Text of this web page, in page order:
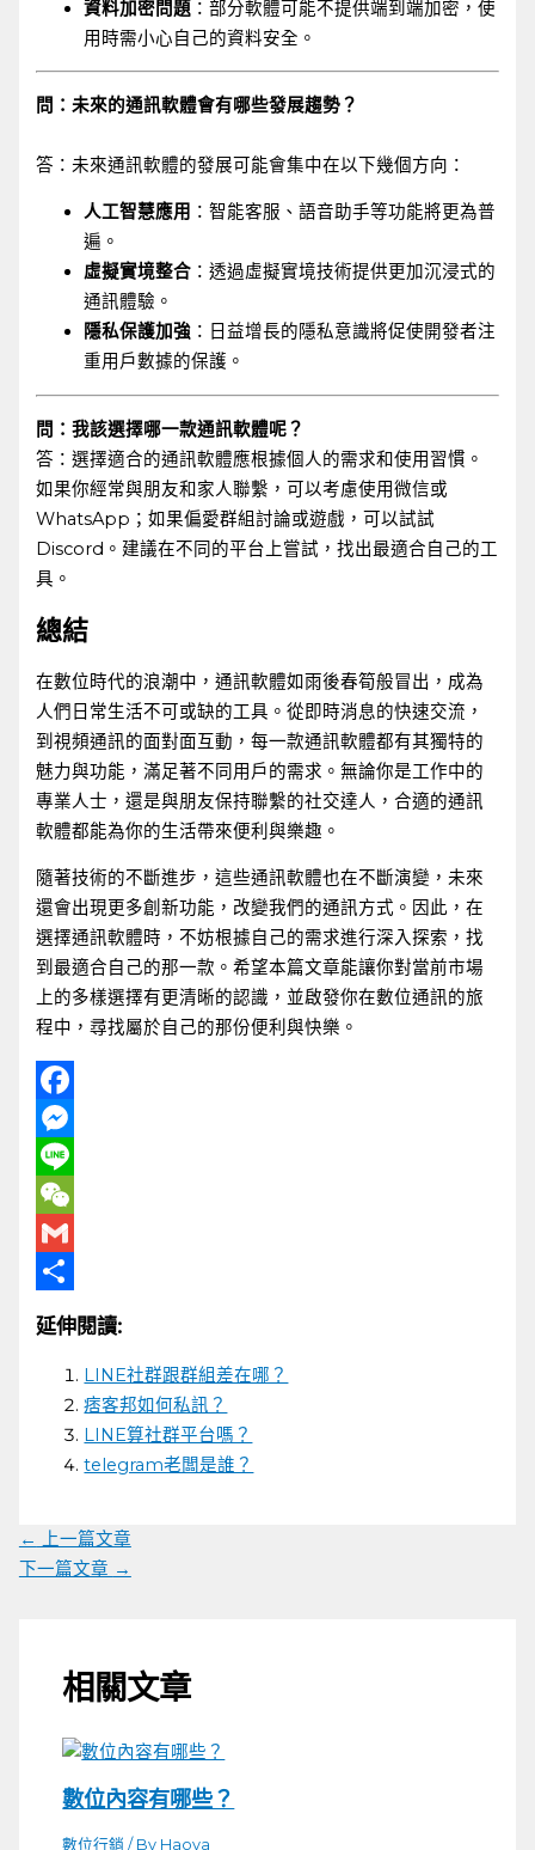
資料加密問題 ：部分軟體可能不提供端到端加密，使
用時需小心自己的資料安全。
問：未來的通訊軟體會有哪些發展趨勢？
答：未來通訊軟體的發展可能會集中在以下幾個方向：
人工智慧應用 ：智能客服、語音助手等功能將更為普
遍。
虛擬實境整合 ：透過虛擬實境技術提供更加沉浸式的
通訊體驗。
隱私保護加強 ：日益增長的隱私意識將促使開發者注
重用戶數據的保護。
問：我該選擇哪一款通訊軟體呢？
答：選擇適合的通訊軟體應根據個人的需求和使用習慣。
如果你經常與朋友和家人聯繫，可以考慮使用微信或
WhatsApp；如果偏愛群組討論或遊戲，可以試試
Discord。建議在不同的平台上嘗試，找出最適合自己的工
具。
總結
在數位時代的浪潮中，通訊軟體如雨後春筍般冒出，成為
人們日常生活不可或缺的工具。從即時消息的快速交流，
到視頻通訊的面對面互動，每一款通訊軟體都有其獨特的
魅力與功能，滿足著不同用戶的需求。無論你是工作中的
專業人士，還是與朋友保持聯繫的社交達人，合適的通訊
軟體都能為你的生活帶來便利與樂趣。
隨著技術的不斷進步，這些通訊軟體也在不斷演變，未來
還會出現更多創新功能，改變我們的通訊方式。因此，在
選擇通訊軟體時，不妨根據自己的需求進行深入探索，找
到最適合自己的那一款。希望本篇文章能讓你對當前市場
上的多樣選擇有更清晰的認識，並啟發你在數位通訊的旅
程中，尋找屬於自己的那份便利與快樂。
Facebook
Messenger
Line
WeChat
Gmail
分
延伸閱讀:
LINE社群跟群組差在哪？
痞客邦如何私訊？
LINE算社群平台嗎？
telegram老闆是誰？
←
上一篇文章
下一篇文章 →
相關文章
數位內容有哪些？
數位行銷 / By Haoya